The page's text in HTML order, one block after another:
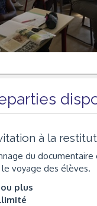
à la
du documentaire
voyage des élèves.
plus